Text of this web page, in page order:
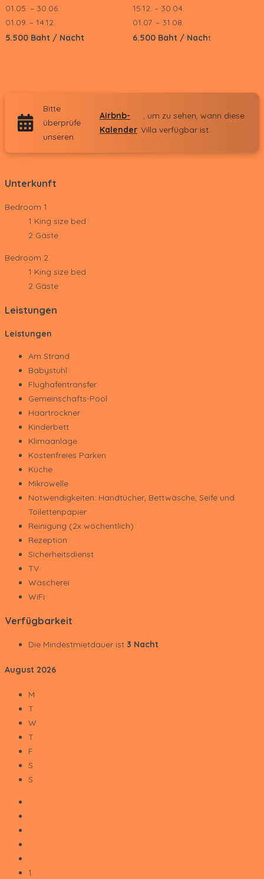
01.05. – 30.06.
01.09. – 14.12.
15.12. – 30.04.
01.07. – 31.08.
5.500 Baht / Nacht
6.500 Baht / Nacht
Bitte
überprüfe
unseren
Airbnb-
Kalender
, um zu sehen, wann diese
Villa verfügbar ist.
Unterkunft
Bedroom 1
1 King size bed
2 Gäste
Bedroom 2
1 King size bed
2 Gäste
Leistungen
Leistungen
Am Strand
Babystuhl
Flughafentransfer
Gemeinschafts-Pool
Haartrockner
Kinderbett
Klimaanlage
Kostenfreies Parken
Küche
Mikrowelle
Notwendigkeiten: Handtücher, Bettwäsche, Seife und
Toilettenpapier
Reinigung (2x wöchentlich)
Rezeption
Sicherheitsdienst
TV
Wäscherei
WiFi
Verfügbarkeit
Die Mindestmietdauer ist 3 Nacht
August 2026
M
T
W
T
F
S
S
1